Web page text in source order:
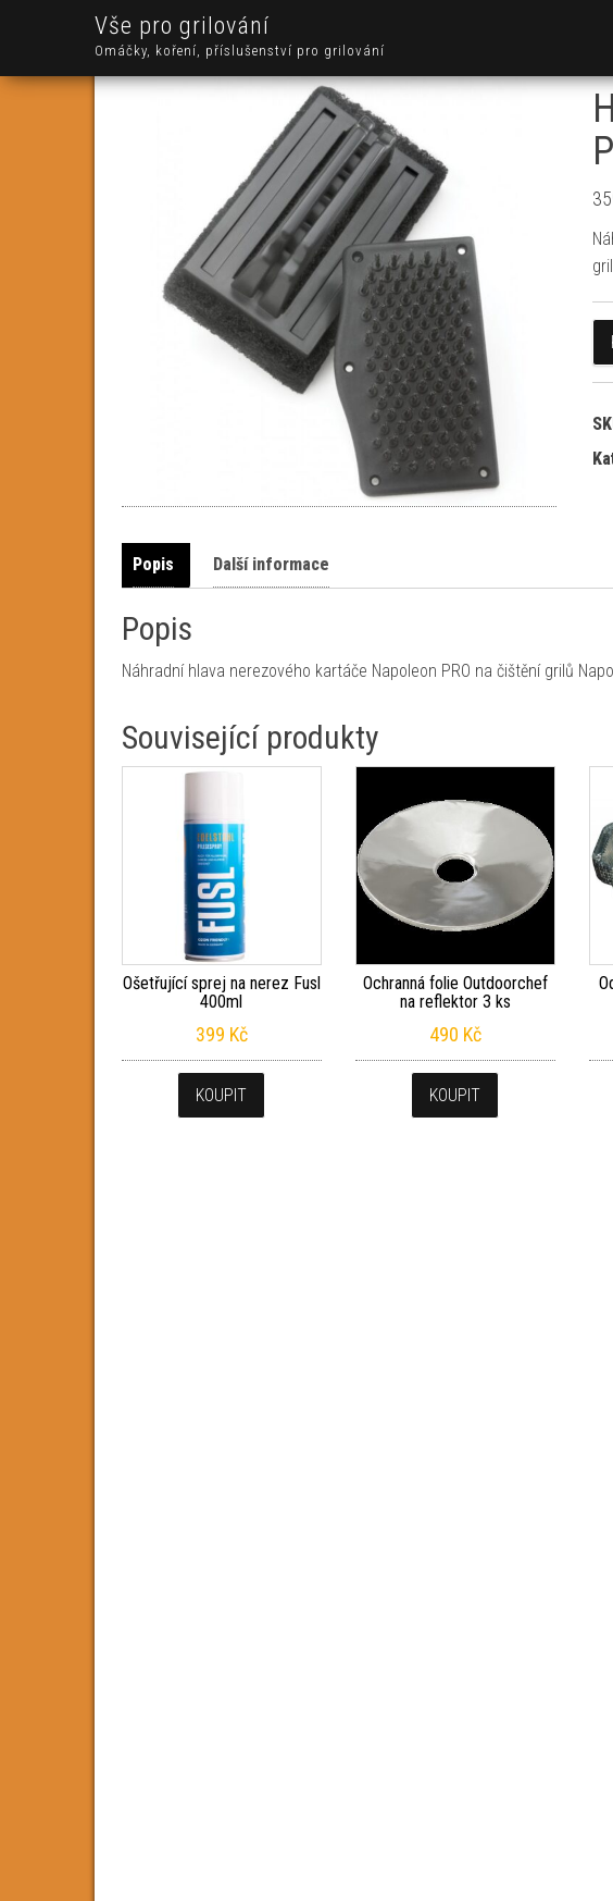
Vše pro grilování
Omáčky, koření, příslušenství pro grilování
Popis Další informace
Popis
Náhradní hlava nerezového kartáče Napoleon PRO na čištění grilů
Související produkty
Ošetřující sprej na nerez Fusl
400ml
399 Kč
KOUPIT
Ochranná folie Outdoorchef
na reflektor 3 ks
490 Kč
KOUPIT